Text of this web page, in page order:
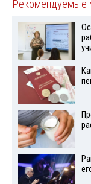
Рекомендуемые